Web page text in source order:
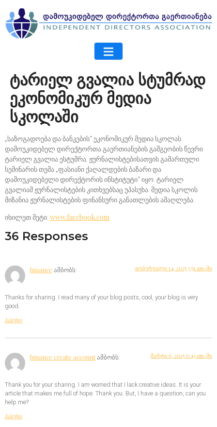
ტარიელ გვალია სტუმრად
ეკონომიკურ მედია
სკოლაში
„საზოგადოება და ბანკების“ ეკონომიკურ მედია სკოლას
დამოუკიდებელ დირექტორთა გაერთიანების გამგეობის წევრი
ტარიელ გვალია ესტუმრა. ჟურნალისტებისათვის გამართული
სემინარის თემა „ფასიანი ქაღალდების ბაზარი და
დამოუკიდებელი დირექტორის ინსტიტუტი“ იყო. ტარიელ
გვალიამ ჟურნალისტების კითხვებსაც უპასუხა. მედია სკოლის
მიზანია ჟურნალისტების ფინანსური განათლების ამაღლება.
იხილეთ მეტი: www.facebook.com
36 Responses
binance ამბობს: თებერვალი 14, 2025 3:51 am-ში
Thanks for sharing. I read many of your blog posts, cool, your blog is very
good.
პასუხი
binance create accountამბობს: მარტი 6, 2025 6:43 am-ში
Thank you for your sharing. I am worried that I lack creative ideas. It is your
article that makes me full of hope. Thank you. But, I have a question, can you
help me?
პასუხი